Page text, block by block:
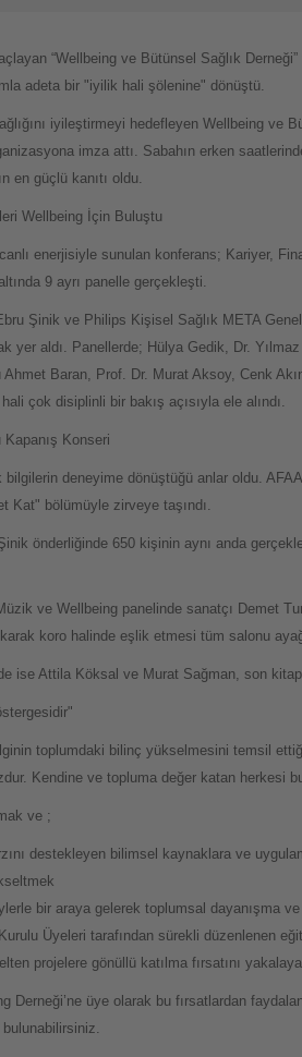
“Wellbeing ve Bütünsel Sağlık
adeta bir "iyilik hali şölenine" dönüştü.
iyileştirmeyi hedefleyen Wellbeing ve
imza attı. Sabahın erken
en güçlü kanıtı oldu.
Wellbeing İçin Buluştu
enerjisiyle sunulan konferans; Kariyer,
9 ayrı panelle gerçekleşti.
Şinik ve Philips Kişisel Sağlık META
yer aldı. Panellerde; Hülya Gedik, Dr.
Baran, Prof. Dr. Murat Aksoy, Cenk
çok disiplinli bir bakış açısıyla ele alındı.
Konseri
bilgilerin deneyime dönüştüğü anlar oldu.
Kat" bölümüyle zirveye taşındı.
önderliğinde 650 kişinin aynı anda
ve Wellbeing panelinde sanatçı Demet
koro halinde eşlik etmesi tüm salonu
ise Attila Köksal ve Murat Sağman, son
toplumdaki bilinç yükselmesini temsil
Kendine ve topluma değer katan herkesi
ve ;
destekleyen bilimsel kaynaklara ve
bir araya gelerek toplumsal dayanışma ve
Üyeleri tarafından sürekli düzenlenen
projelere gönüllü katılma fırsatını
üye olarak bu fırsatlardan